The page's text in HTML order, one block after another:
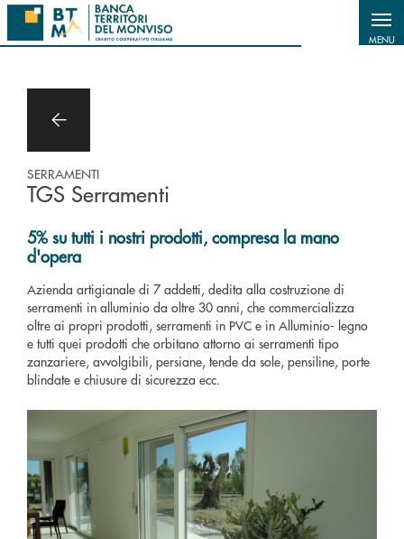
Salta al contenuto principale
MENU
SERRAMENTI
TGS Serramenti
5% su tutti i nostri prodotti, compresa la mano
d'opera
Azienda artigianale di 7 addetti, dedita alla costruzione di
serramenti in alluminio da oltre 30 anni, che commercializza
oltre ai propri prodotti, serramenti in PVC e in Alluminio- legno
e tutti quei prodotti che orbitano attorno ai serramenti tipo
zanzariere, avvolgibili, persiane, tende da sole, pensiline, porte
blindate e chiusure di sicurezza ecc.